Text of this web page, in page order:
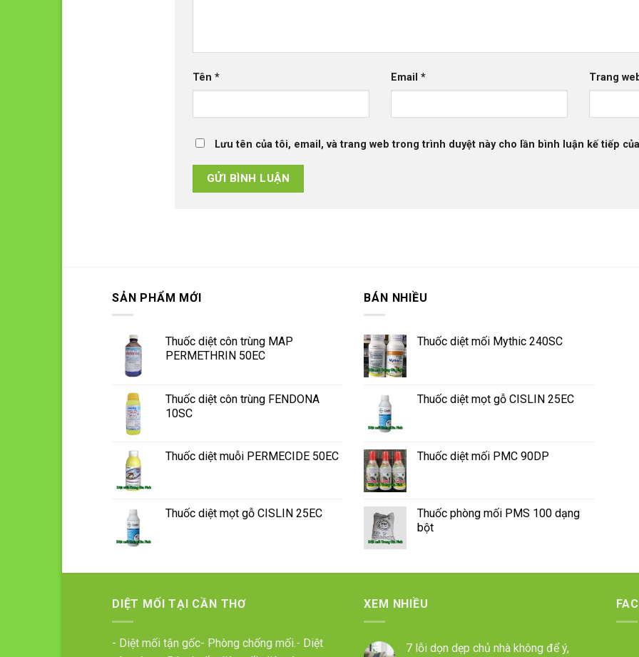
Tên* Email* Trang
Lưu tên của tôi, email, và trang web trong trình duyệt này cho lần bình luận kế tiếp
SẢN PHẨM MỚI
Thuốc diệt côn trùng MAP
PERMETHRIN 50EC
Thuốc diệt côn trùng FENDONA
10SC
Thuốc diệt muỗi PERMECIDE 50EC
Thuốc diệt mọt gỗ CISLIN 25EC
BÁN NHIỀU
Thuốc diệt mối Mythic 240SC
Thuốc diệt mọt gỗ CISLIN 25EC
Thuốc diệt mối PMC 90DP
Thuốc phòng mối PMS 100 dạng
bột
DIỆT MỐI TẠI CẦN THƠ
- Diệt mối tận gốc- Phòng chống mối.- Diệt
XEM NHIỀU
7 lỗi dọn dẹp chủ nhà không để ý,